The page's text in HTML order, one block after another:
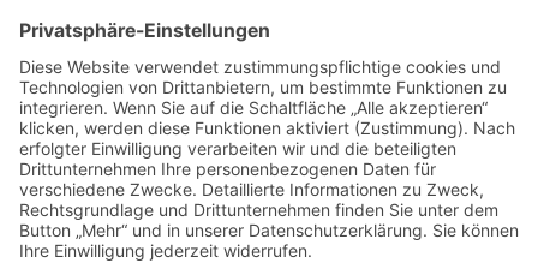
TAGS IN DIESEM ARTIKEL
GASTBEITRAG PFLEGE QUALITÄT SCHWEIZ